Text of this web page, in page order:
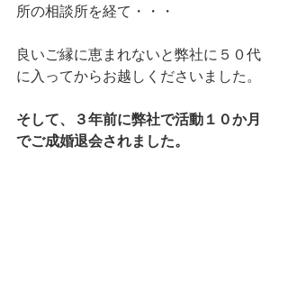
所の相談所を経て・・・
良いご縁に恵まれないと弊社に５０代
に入ってからお越しくださいました。
そして、３年前に弊社で活動１０か月
でご成婚退会されました。